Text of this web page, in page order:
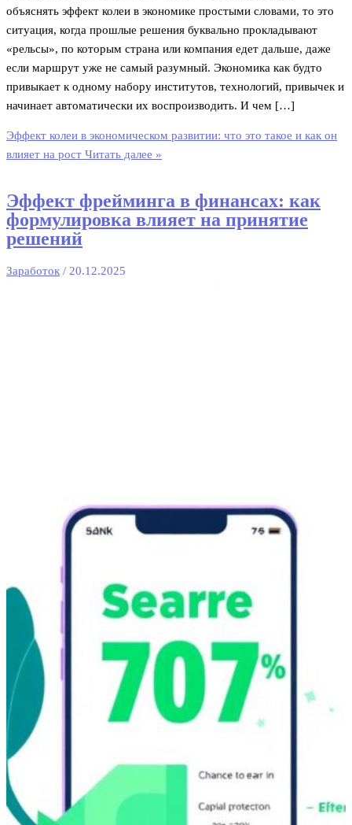
объяснять эффект колеи в экономике простыми словами, то это
ситуация, когда прошлые решения буквально прокладывают
«рельсы», по которым страна или компания едет дальше, даже
если маршрут уже не самый разумный. Экономика как будто
привыкает к одному набору институтов, технологий, привычек и
начинает автоматически их воспроизводить. И чем […]
Эффект колеи в экономическом развитии: что это такое и как он
влияет на рост Читать далее »
Эффект фрейминга в финансах: как
формулировка влияет на принятие
решений
Заработок / 20.12.2025